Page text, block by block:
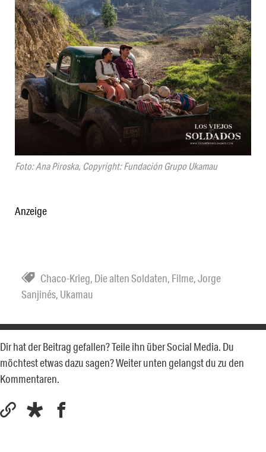
Foto: Ana Piroska, Copyright: Fundación Grupo Ukamau
Anzeige
Chaco-Krieg, Die alten Soldaten, Filme,Jorge
Sanjinés, Ukamau
Dir hat der Beitrag gefallen? Teile ihn über Social Media. Du
möchtest etwas dazu sagen? Weiter unten gelangst du zu den
Kommentaren.